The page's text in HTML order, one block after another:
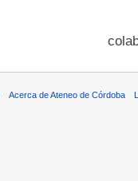
Acerca de Ateneo de Córdoba